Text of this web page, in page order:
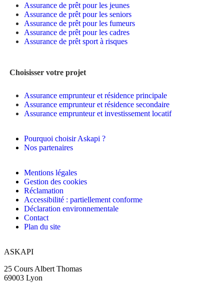
Assurance de prêt pour les jeunes
Assurance de prêt pour les seniors
Assurance de prêt pour les fumeurs
Assurance de prêt pour les cadres
Assurance de prêt sport à risques
Choisisser votre projet
Assurance emprunteur et résidence principale
Assurance emprunteur et résidence secondaire
Assurance emprunteur et investissement locatif
Pourquoi choisir Askapi ?
Nos partenaires
Mentions légales
Gestion des cookies
Réclamation
Accessibilité : partiellement conforme
Déclaration environnementale
Contact
Plan du site
ASKAPI
25 Cours Albert Thomas
69003 Lyon